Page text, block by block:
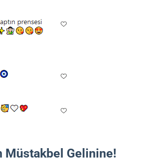
Müstakbel Gelinine!